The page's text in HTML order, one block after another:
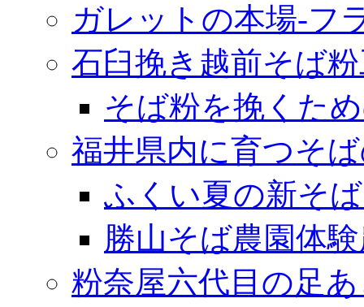
ガレットの本場‐フ
石臼挽き越前そば
そば粉を挽くた
福井県内に育つそ
ふくい夏の新そ
勝山そば農園体
粉奈屋六代目の足